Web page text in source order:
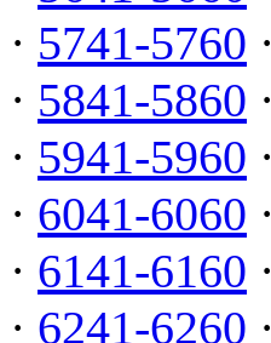
· 5741-5760 ·
· 5841-5860 ·
· 5941-5960 ·
· 6041-6060 ·
· 6141-6160 ·
· 6241-6260 ·